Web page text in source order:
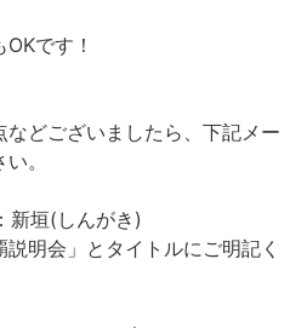
です！
どございましたら、下記メー
。
垣(しんがき)
会」とタイトルにご明記く